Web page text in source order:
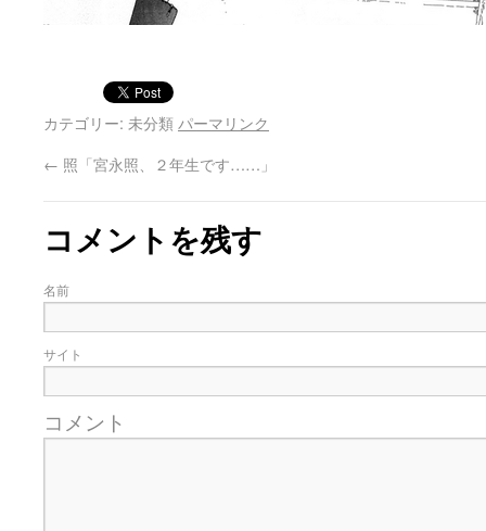
カテゴリー: 未分類 パーマリンク
← 照「宮永照、２年生です……」
コメントを残す
名前
サイト
コメント